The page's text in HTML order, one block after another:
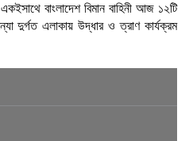
বাংলাদেশ বিমান বাহিনী আজ ১২টি
দুর্গত এলাকায় উদ্ধার ও ত্রাণ কার্যক্রম